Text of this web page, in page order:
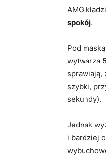
AMG
spokój.
Pod
wytwarza
sprawiają,
szybki,
sekundy).
Jednak
i bardziej